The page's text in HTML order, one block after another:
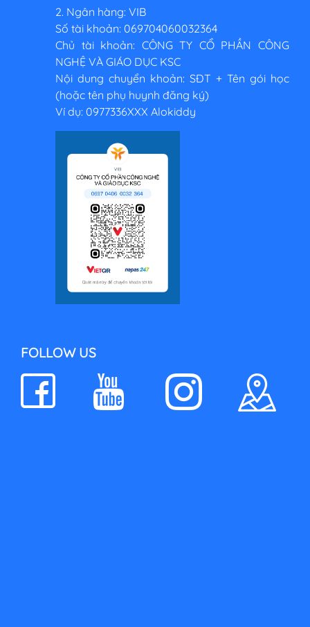
2. Ngân hàng: VIB
Số tài khoản: 069704060032364
Chủ tài khoản: CÔNG TY CỔ PHẦN CÔNG
NGHỆ VÀ GIÁO DỤC KSC
Nội dung chuyển khoản: SĐT + Tên gói học
(hoặc tên phụ huynh đăng ký)
Ví dụ: 0977336XXX Alokiddy
FOLLOW US